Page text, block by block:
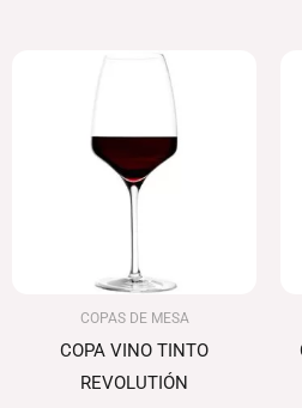
COPAS DE MESA
COPA VINO TINTO
REVOLUTIÓN